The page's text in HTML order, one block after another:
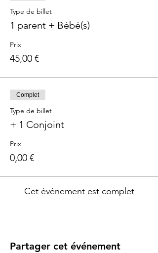
Type de billet
1 parent + Bébé(s)
Prix
45,00 €
Complet
Type de billet
+ 1 Conjoint
Prix
0,00 €
Cet événement est complet
Partager cet événement